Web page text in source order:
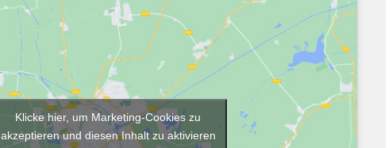
Klicke hier, um Marketing-Cookies zu
akzeptieren und diesen Inhalt zu aktivieren